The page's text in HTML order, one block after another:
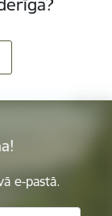
e-pastā.